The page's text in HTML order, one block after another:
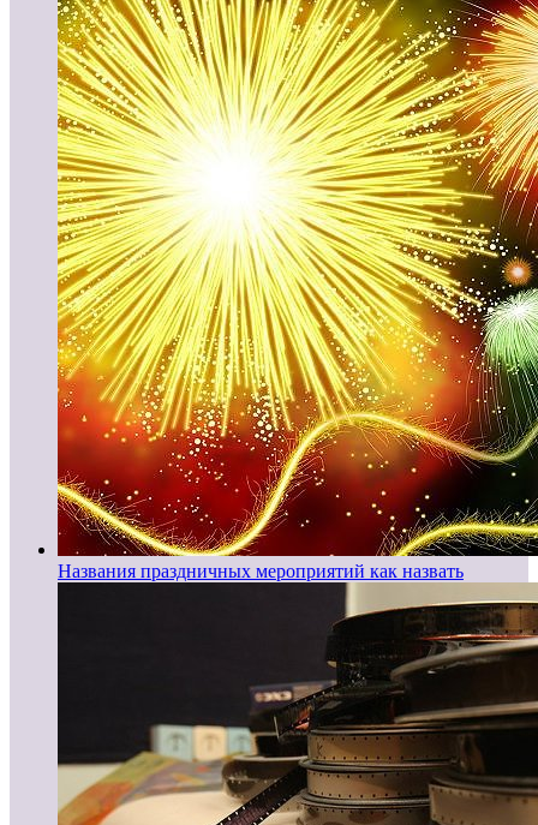
Названия праздничных мероприятий как назвать